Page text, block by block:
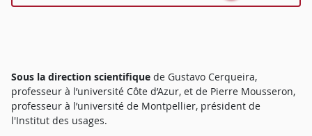
Cependant, cette évolution n’est pas certaine ni vérifiée. C’est
déclin judiciaire des usages en éclaircissant les différentes
approches que ceux-ci peuvent avoir devant elle. Une
seconde série d’allocutions témoignera de la diversité des
effets reconnus aux usages tant en Droit des contrats qu’en
Sous la direction scientifique de Gustavo Cerqueira,
professeur à l’université Côte d’Azur, et de Pierre Mousseron,
professeur à l’université de Montpellier, président de
l'Institut des usages.